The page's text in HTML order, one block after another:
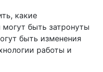
какие
быть затронуты
быть изменения
работы и